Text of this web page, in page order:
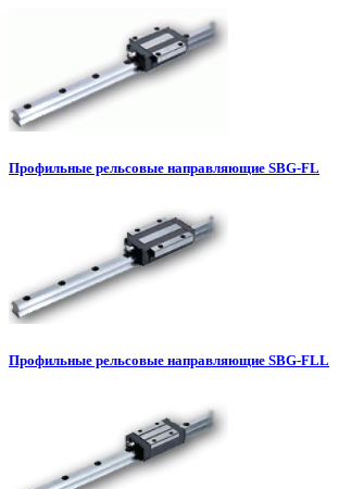
Профильные рельсовые направляющие SBG-FL
Профильные рельсовые направляющие SBG-FLL